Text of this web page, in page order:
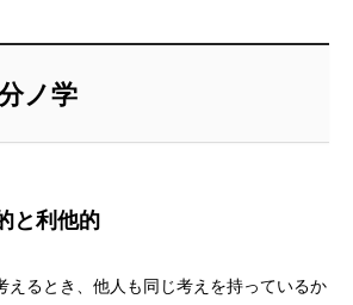
ノ学
と利他的
えるとき、他人も同じ考えを持っているか